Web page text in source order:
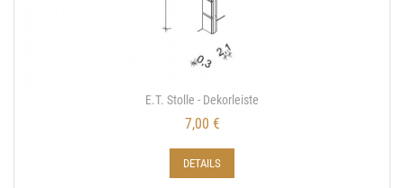
E.T. Stolle - Dekorleiste
7,00 €
DETAILS